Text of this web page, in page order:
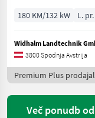
180 KM/132 kW L.
Widhalm Landtechnik
3800 Spodnja Avstrija
Premium Plus
Več ponudb